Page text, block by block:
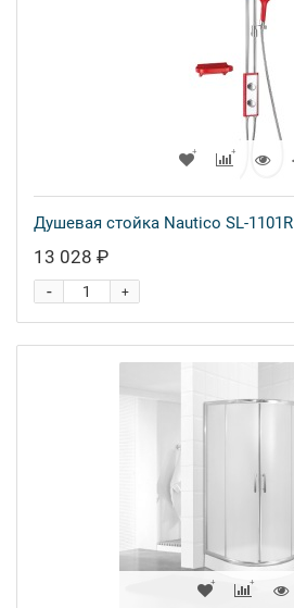
Душевая стойка Nautico SL-1101R
13 028 ₽
+
-